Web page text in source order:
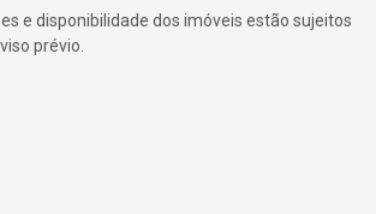
e disponibilidade dos imóveis estão sujeitos
prévio.